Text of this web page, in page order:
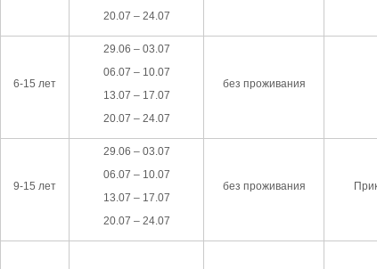
20.07 – 24.07
6-15 лет
29.06 – 03.07
06.07 – 10.07
13.07 – 17.07
20.07 – 24.07
без проживания
9-15 лет
29.06 – 03.07
06.07 – 10.07
13.07 – 17.07
20.07 – 24.07
без проживания